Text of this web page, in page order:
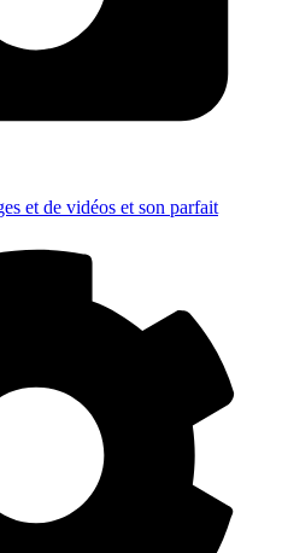
et de vidéos et son parfait